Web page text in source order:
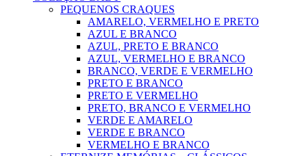
PEQUENOS CRAQUES
AMARELO, VERMELHO E PRETO
AZUL E BRANCO
AZUL, PRETO E BRANCO
AZUL, VERMELHO E BRANCO
BRANCO, VERDE E VERMELHO
PRETO E BRANCO
PRETO E VERMELHO
PRETO, BRANCO E VERMELHO
VERDE E AMARELO
VERDE E BRANCO
VERMELHO E BRANCO